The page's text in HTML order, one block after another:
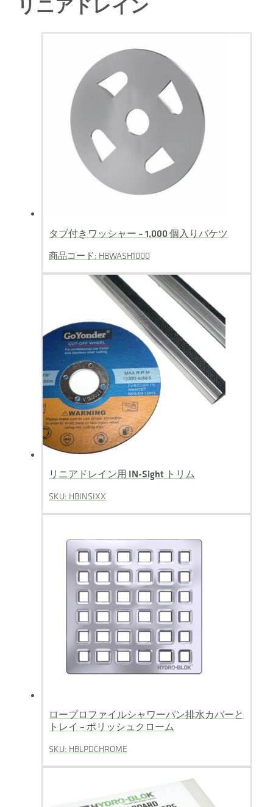
リニアドレイン
タブ付きワッシャー – 1,000 個入りバケツ
商品コード: HBWASH1000
リニアドレイン用 IN-Sight トリム
SKU: HBINSIXX
ロープロファイルシャワーパン排水カバーと
トレイ – ポリッシュクローム
SKU: HBLPDCHROME